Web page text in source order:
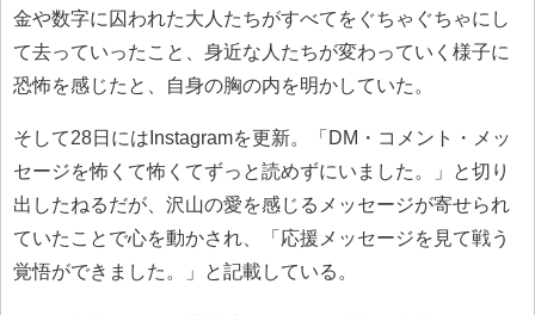
金や数字に囚われた大人たちがすべてをぐちゃぐちゃにし
て去っていったこと、身近な人たちが変わっていく様子に
恐怖を感じたと、自身の胸の内を明かしていた。
そして28日にはInstagramを更新。「DM・コメント・メッ
セージを怖くて怖くてずっと読めずにいました。」と切り
出したねるだが、沢山の愛を感じるメッセージが寄せられ
ていたことで心を動かされ、「応援メッセージを見て戦う
覚悟ができました。」と記載している。